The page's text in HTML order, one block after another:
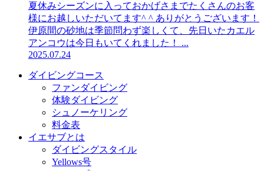
夏休みシーズンに入っておかげさまでたくさんのお客
様にお越しいただいてます^ ^ ありがとうございます！
伊原間の砂地は季節問わず楽しくて、先日いたカエル
アンコウは今日もいてくれました！ ...
2025.07.24
ダイビングコース
ファンダイビング
体験ダイビング
シュノーケリング
料金表
イエサブとは
ダイビングスタイル
Yellows号